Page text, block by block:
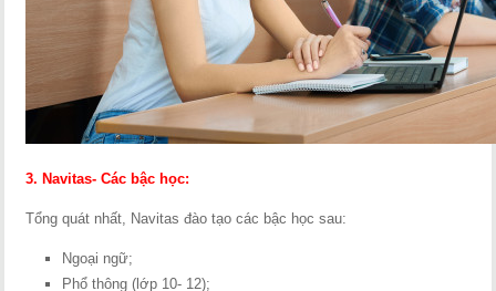
3. Navitas- Các bậc học:
Tổng quát nhất, Navitas đào tạo các bậc học sau:
Ngoại ngữ;
Phổ thông (lớp 10- 12);